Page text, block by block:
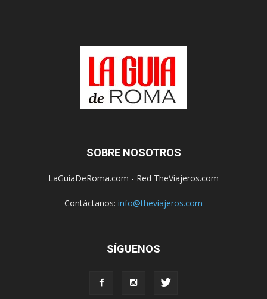
SOBRE NOSOTROS
LaGuiaDeRoma.com - Red TheViajeros.com
Contáctanos: info@theviajeros.com
SÍGUENOS